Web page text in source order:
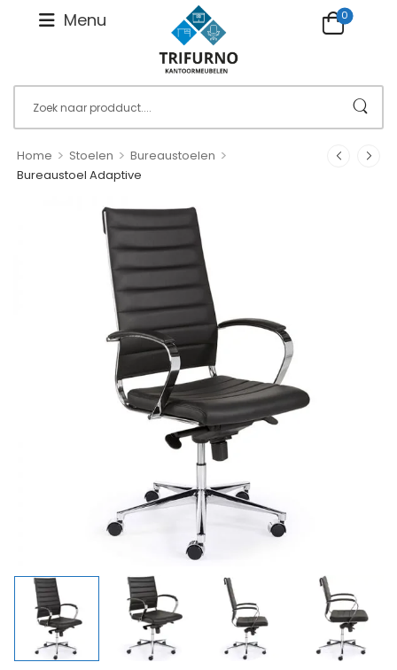
Menu 0
Home > Stoelen > Bureaustoelen >
Bureaustoel Adaptive